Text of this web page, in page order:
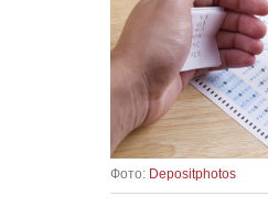
Фото: Depositphotos